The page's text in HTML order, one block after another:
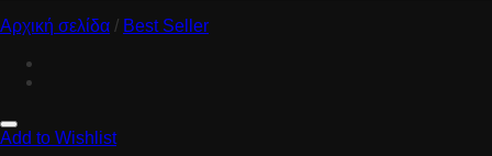
Αρχική σελίδα / Best Seller
Add to Wishlist